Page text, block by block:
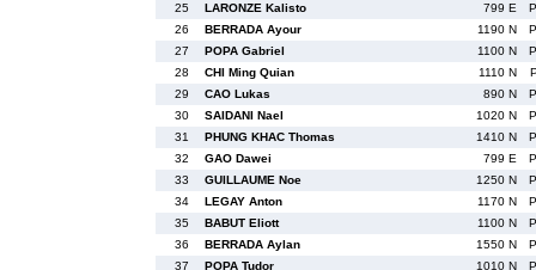
25
LARONZE Kalisto 799 E
26
BERRADA Ayour 1190 N
27
POPA Gabriel 1100 N
28
CHI Ming Quian 1110 N
29
CAO Lukas 890 N
30
SAIDANI Nael 1020 N
31
PHUNG KHAC Thomas 1410 N
32
GAO Dawei 799 E
33
GUILLAUME Noe 1250 N
34
LEGAY Anton 1170 N
35
BABUT Eliott 1100 N
36
BERRADA Aylan 1550 N
37
POPA Tudor 1010 N